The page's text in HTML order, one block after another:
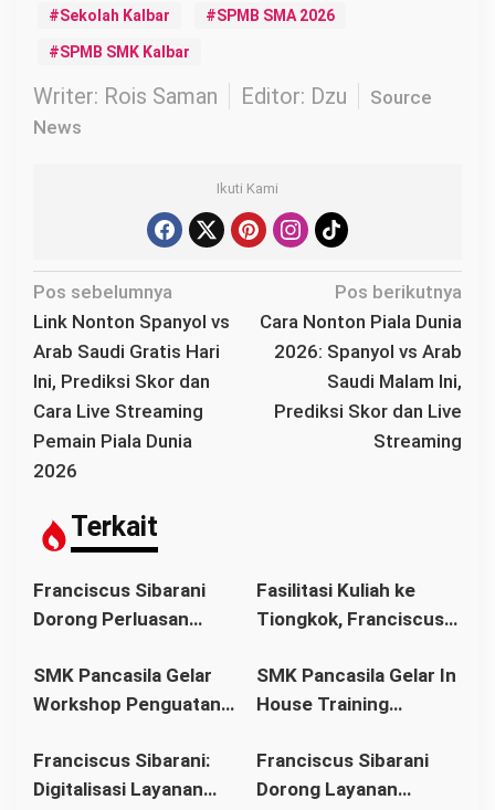
Sekolah Kalbar SPMB SMA 2026
SPMB SMK Kalbar
Writer: Rois Saman Editor: Dzu
Source
News
Ikuti Kami
N
a
v
i
g
a
s
p
o
s
Pos sebelumnya
Link Nonton Spanyol vs
Arab Saudi Gratis Hari
Ini, Prediksi Skor dan
Cara Live Streaming
Pemain Piala Dunia
2026
Pos berikutnya
Cara Nonton Piala Dunia
2026: Spanyol vs Arab
Saudi Malam Ini,
Prediksi Skor dan Live
Streaming
Terkait
Franciscus Sibarani
Dorong Perluasan
sebagai Upaya Cegah
Pernikahan Dini di
Fasilitasi Kuliah ke
Tiongkok, Franciscus
Tua Dukung Pendidikan
Anak
SMK Pancasila Gelar
Workshop Penguatan
Standar Nasional
Pendidikan
SMK Pancasila Gelar In
House Training
Satuan Pendidikan dan
Perangkat
Franciscus Sibarani:
Digitalisasi Layanan
Franciscus Sibarani
Dorong Layanan